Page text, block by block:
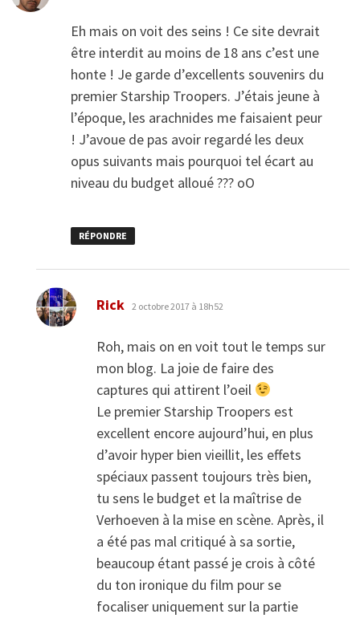
Eh mais on voit des seins ! Ce site devrait
être interdit au moins de 18 ans c’est une
honte ! Je garde d’excellents souvenirs du
premier Starship Troopers. J’étais jeune à
l’époque, les arachnides me faisaient peur
! J’avoue de pas avoir regardé les deux
opus suivants mais pourquoi tel écart au
niveau du budget alloué ??? oO
RÉPONDRE
Rick dit :
2 octobre 2017 à 18h52
Roh, mais on en voit tout le temps sur
mon blog. La joie de faire des
captures qui attirent l’oeil
Le premier Starship Troopers est
excellent encore aujourd’hui, en plus
d’avoir hyper bien vieillit, les effets
spéciaux passent toujours très bien,
tu sens le budget et la maîtrise de
Verhoeven à la mise en scène. Après, il
a été pas mal critiqué à sa sortie,
beaucoup étant passé je crois à côté
du ton ironique du film pour se
focaliser uniquement sur la partie